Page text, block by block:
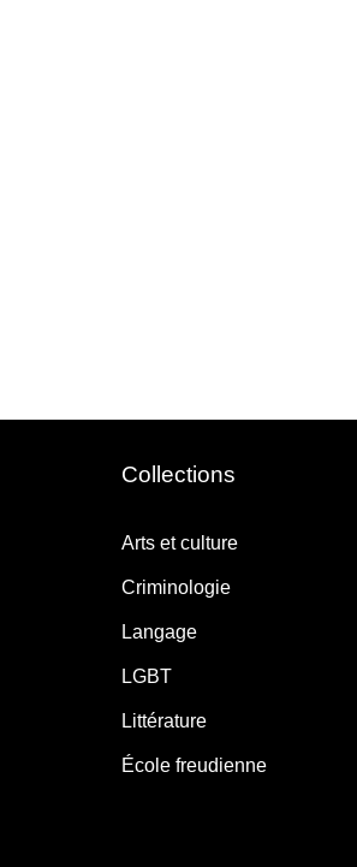
Collections
Arts et culture
Criminologie
Langage
LGBT
Littérature
École freudienne